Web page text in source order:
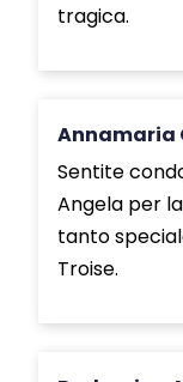
tragica.
Annamaria
Sentite
Angela per
tanto
Troise.